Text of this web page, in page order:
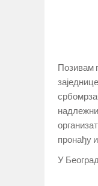
Позивам
пронађу
У